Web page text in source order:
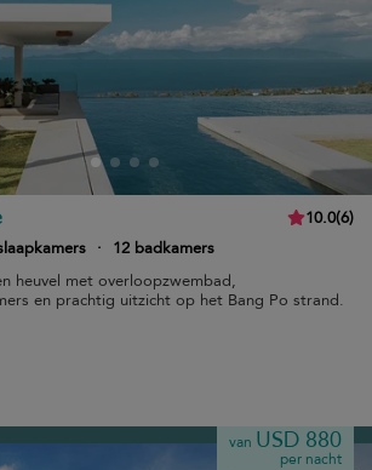
10.0(6)
·
12 badkamers
heuvel met overloopzwembad,
en prachtig uitzicht op het Bang Po strand.
van USD 880
per nacht